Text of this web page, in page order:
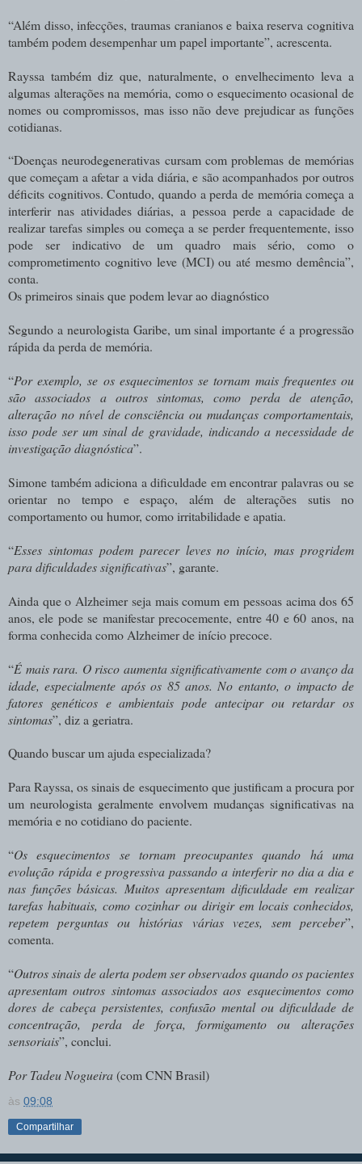
“Além disso, infecções, traumas cranianos e baixa reserva cognitiva
também podem desempenhar um papel importante”, acrescenta.
Rayssa também diz que, naturalmente, o envelhecimento leva a
algumas alterações na memória, como o esquecimento ocasional de
nomes ou compromissos, mas isso não deve prejudicar as funções
cotidianas.
“Doenças neurodegenerativas cursam com problemas de memórias
que começam a afetar a vida diária, e são acompanhados por outros
déficits cognitivos. Contudo, quando a perda de memória começa a
interferir nas atividades diárias, a pessoa perde a capacidade de
realizar tarefas simples ou começa a se perder frequentemente, isso
pode ser indicativo de um quadro mais sério, como o
comprometimento cognitivo leve (MCI) ou até mesmo demência”,
conta.
Os primeiros sinais que podem levar ao diagnóstico
Segundo a neurologista Garibe, um sinal importante é a progressão
rápida da perda de memória.
“Por exemplo, se os esquecimentos se tornam mais frequentes ou
são associados a outros sintomas, como perda de atenção,
alteração no nível de consciência ou mudanças comportamentais,
isso pode ser um sinal de gravidade, indicando a necessidade de
investigação diagnóstica”.
Simone também adiciona a dificuldade em encontrar palavras ou se
orientar no tempo e espaço, além de alterações sutis no
comportamento ou humor, como irritabilidade e apatia.
“Esses sintomas podem parecer leves no início, mas progridem
para dificuldades significativas”, garante.
Ainda que o Alzheimer seja mais comum em pessoas acima dos 65
anos, ele pode se manifestar precocemente, entre 40 e 60 anos, na
forma conhecida como Alzheimer de início precoce.
“É mais rara. O risco aumenta significativamente com o avanço da
idade, especialmente após os 85 anos. No entanto, o impacto de
fatores genéticos e ambientais pode antecipar ou retardar os
sintomas”, diz a geriatra.
Quando buscar um ajuda especializada?
Para Rayssa, os sinais de esquecimento que justificam a procura por
um neurologista geralmente envolvem mudanças significativas na
memória e no cotidiano do paciente.
“Os esquecimentos se tornam preocupantes quando há uma
evolução rápida e progressiva passando a interferir no dia a dia e
nas funções básicas. Muitos apresentam dificuldade em realizar
tarefas habituais, como cozinhar ou dirigir em locais conhecidos,
repetem perguntas ou histórias várias vezes, sem perceber”,
comenta.
“Outros sinais de alerta podem ser observados quando os pacientes
apresentam outros sintomas associados aos esquecimentos como
dores de cabeça persistentes, confusão mental ou dificuldade de
concentração, perda de força, formigamento ou alterações
sensoriais”, conclui.
Por Tadeu Nogueira(com CNN Brasil)
às 09:08
Compartilhar